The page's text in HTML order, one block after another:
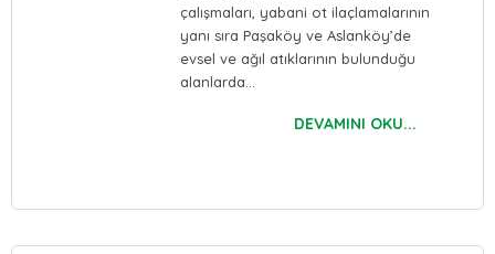
çalışmaları, yabani ot ilaçlamalarının
yanı sıra Paşaköy ve Aslanköy’de
evsel ve ağıl atıklarının bulunduğu
alanlarda…
DEVAMINI OKU...